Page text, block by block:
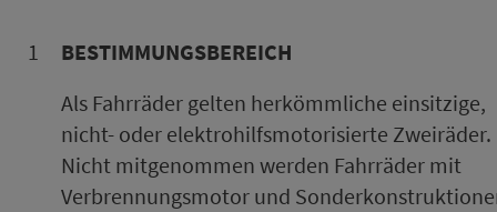
1
BE­STIM­MUNGSBEREICH
Als Fahr­räder gelten herkömmliche einsitzige,
nicht- oder elektrohilfsmotorisierte Zweiräder.
Nicht mit­ge­nom­men werden Fahr­räder mit
Verbrennungsmotor und